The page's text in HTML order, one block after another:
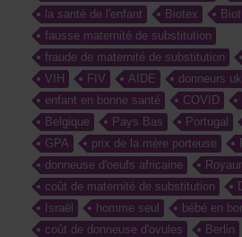
la santé de l'enfant Biotex
fausse maternité de substitution
fraude de maternité de substitution
VIH
FIV AIDE donneurs
enfant en bonne santé
COVID
Belgique
Pays Bas Portugal
GPA
prix de la mère porteuse
donneuse d'oeufs africaine
coût de maternité de substitution
Israël
homme seul
bébé en
coût de donneuse d'ovules
Berlin